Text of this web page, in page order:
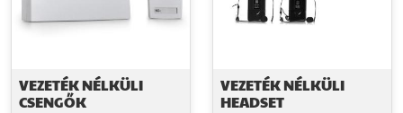
VEZETÉK NÉLKÜLI
CSENGŐK
VEZETÉK NÉLKÜLI
HEADSET